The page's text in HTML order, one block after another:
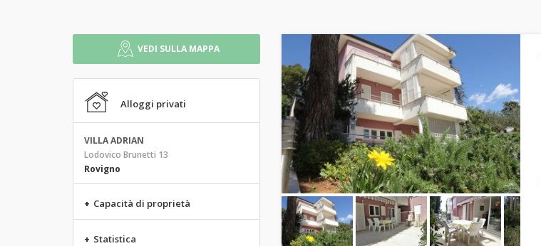
VEDI SULLA MAPPA
Alloggi privati
VILLA ADRIAN
Lodovico Brunetti 13
Rovigno
+ Capacità di proprietà
+ Statistica